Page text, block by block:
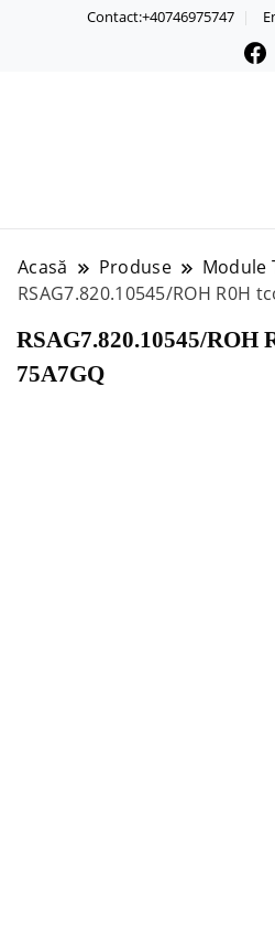
Contact:+40746975747
Acasă Produse
Module
RSAG7.820.10545/ROH R0H
RSAG7.820.10545/ROH
75A7GQ